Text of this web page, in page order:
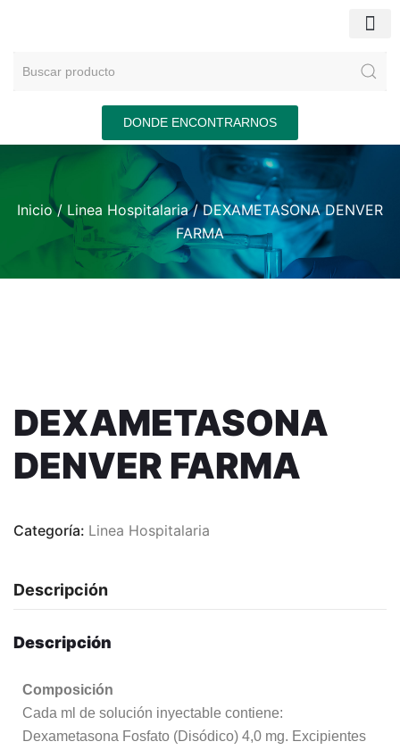
DONDE ENCONTRARNOS
Inicio/ Linea Hospitalaria/ DEXAMETASONA DENVER
FARMA
DEXAMETASONA
DENVER FARMA
Categoría: Linea Hospitalaria
Descripción
Descripción
Composición
Cada ml de solución inyectable contiene:
Dexametasona Fosfato (Disódico) 4,0 mg. Excipientes